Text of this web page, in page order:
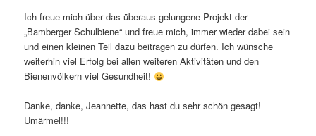
Ich freue mich über das überaus gelungene Projekt der
„Bamberger Schulbiene“ und freue mich, immer wieder dabei sein
und einen kleinen Teil dazu beitragen zu dürfen. Ich wünsche
weiterhin viel Erfolg bei allen weiteren Aktivitäten und den
Bienenvölkern viel Gesundheit!
Danke, danke, Jeannette, das hast du sehr schön gesagt!
Umärmel!!!